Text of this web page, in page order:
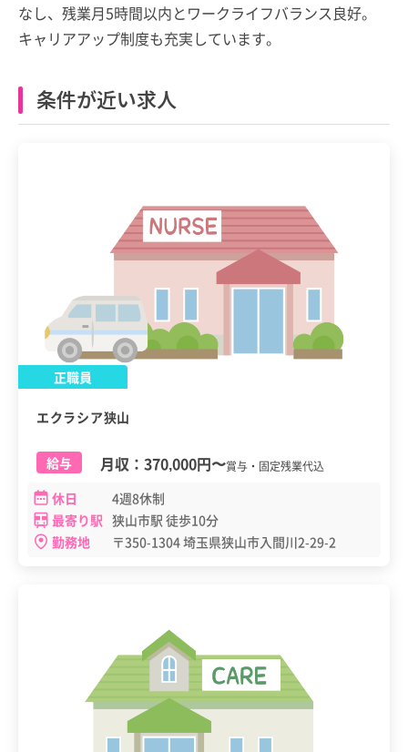
なし、残業月5時間以内とワークライフバランス良好。
キャリアアップ制度も充実しています。
条件が近い求人
正職員
エクラシア狭山
給与 月収： 370,000円〜賞与・固定残業代込
休日
4週8休制
最寄り駅 狭山市駅 徒歩10分
勤務地
〒350-1304 埼玉県狭山市入間川2-29-2